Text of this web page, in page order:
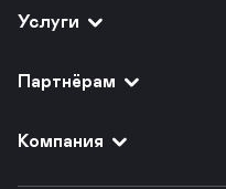
Услуги
Партнёрам
Компания